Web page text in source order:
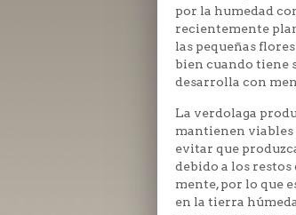
por la humedad
recientemente
las pequeñas
bien cuando tiene
desarrolla con
La verdolaga
mantienen viables
evitar que
debido a los restos
mente, por lo que
en la tierra